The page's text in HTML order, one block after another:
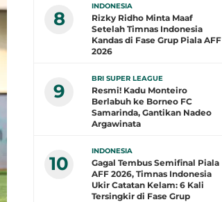
8
INDONESIA
Rizky Ridho Minta Maaf
Setelah Timnas Indonesia
Kandas di Fase Grup Piala AFF
2026
9
BRI SUPER LEAGUE
Resmi! Kadu Monteiro
Berlabuh ke Borneo FC
Samarinda, Gantikan Nadeo
Argawinata
10
INDONESIA
Gagal Tembus Semifinal Piala
AFF 2026, Timnas Indonesia
Ukir Catatan Kelam: 6 Kali
Tersingkir di Fase Grup